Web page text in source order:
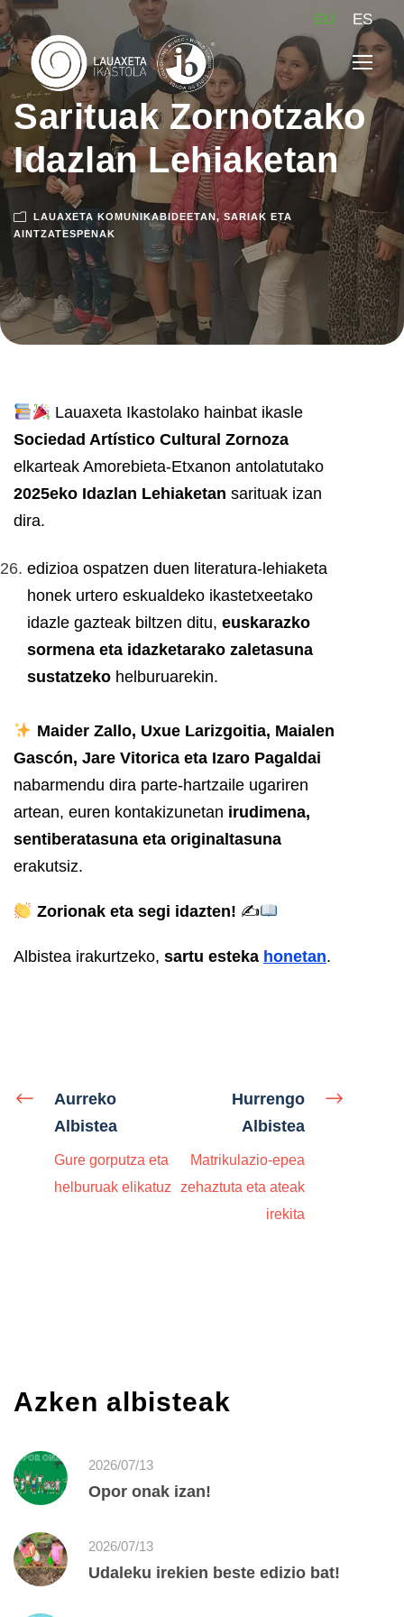
EU ES
Sarituak Zornotzako
Idazlan Lehiaketan
LAUAXETA KOMUNIKABIDEETAN, SARIAK ETA
AINTZATESPENAK
Lauaxeta Ikastolako hainbat ikasle
Sociedad Artístico Cultural Zornoza
elkarteak Amorebieta-Etxanon antolatutako
2025eko Idazlan Lehiaketan sarituak izan
dira.
edizioa ospatzen duen literatura-lehiaketa
honek urtero eskualdeko ikastetxeetako
idazle gazteak biltzen ditu, euskarazko
sormena eta idazketarako zaletasuna
sustatzeko helburuarekin.
Maider Zallo, Uxue Larizgoitia, Maialen
Gascón, Jare Vitorica eta Izaro Pagaldai
nabarmendu dira parte-hartzaile ugariren
artean, euren kontakizunetan irudimena,
sentiberatasuna eta originaltasuna
erakutsiz.
Zorionak eta segi idazten! ✍
Albistea irakurtzeko, sartu esteka honetan.
Aurreko
Albistea
Gure gorputza eta
helburuak elikatuz
Hurrengo
Albistea
Matrikulazio-epea
zehaztuta eta ateak
irekita
Azken albisteak
2026/07/13
Opor onak izan!
2026/07/13
Udaleku irekien beste edizio bat!